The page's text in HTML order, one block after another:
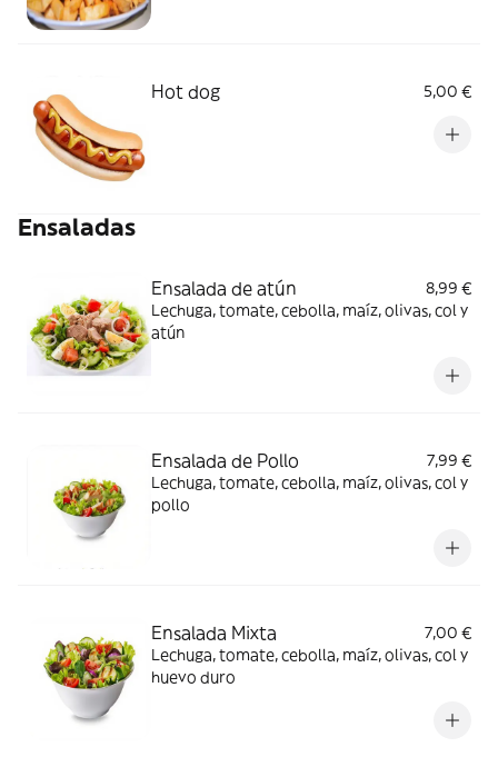
Hot dog 5,00 €
Ensaladas
Ensalada de atún
8,99 €
Lechuga, tomate, cebolla, maíz, olivas, col y
atún
Ensalada de Pollo
7,99 €
Lechuga, tomate, cebolla, maíz, olivas, col y
pollo
Ensalada Mixta
7,00 €
Lechuga, tomate, cebolla, maíz, olivas, col y
huevo duro